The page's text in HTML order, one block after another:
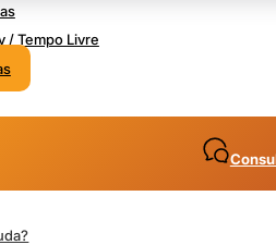
/ Tempo Livre